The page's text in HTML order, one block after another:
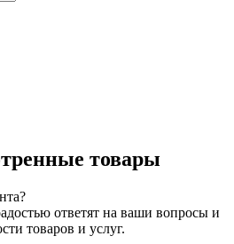
товары
ответят на ваши вопросы и
товаров и услуг.